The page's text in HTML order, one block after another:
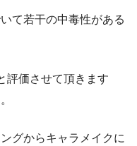
て若干の中毒性がある
評価させて頂きます
グからキャラメイクに